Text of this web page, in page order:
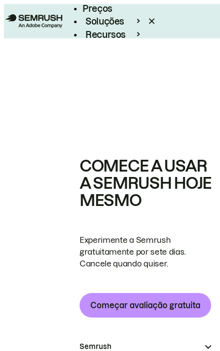
Preços
Soluções
Recursos
COMECE A USAR
A SEMRUSH HOJE
MESMO
Experimente a Semrush
gratuitamente por sete dias.
Cancele quando quiser.
Começar avaliação gratuita
Semrush